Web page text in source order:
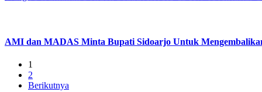
AMI dan MADAS Minta Bupati Sidoarjo Untuk
1
2
Berikutnya